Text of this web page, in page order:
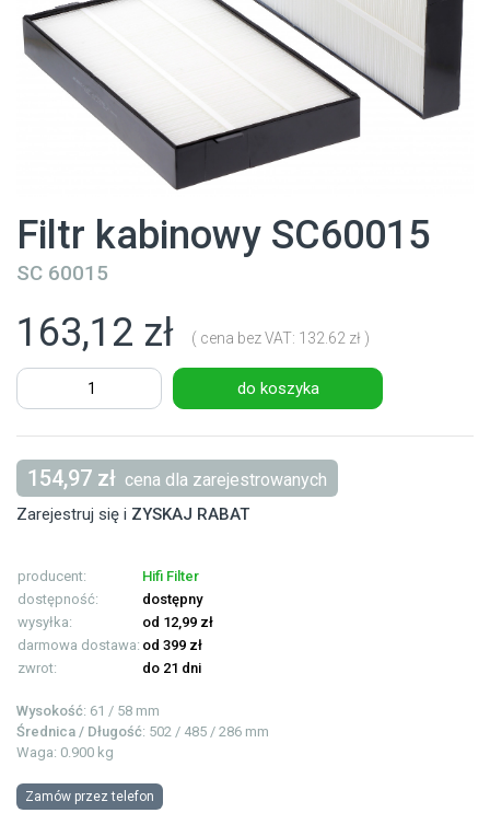
Filtr kabinowy SC60015
SC 60015
163,12 zł ( cena bez VAT: 132.62 zł )
do koszyka
154,97 zł cena dla zarejestrowanych
Zarejestruj się i ZYSKAJ RABAT
producent:
Hifi Filter
dostępność:
dostępny
wysyłka:
od 12,99 zł
darmowa dostawa: od 399 zł
zwrot:
do 21 dni
Wysokość: 61 / 58 mm
Średnica / Długość: 502 / 485 / 286 mm
Waga: 0.900 kg
Zamów przez telefon